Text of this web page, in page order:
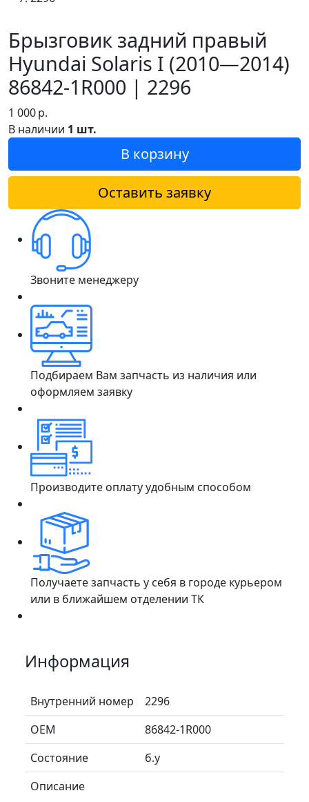
Брызговик задний правый
Hyundai Solaris I (2010—2014)
86842-1R000 | 2296
1 000р.
В наличии 1 шт.
В корзину
Оставить заявку
Звоните менеджеру
Подбираем Вам запчасть из наличия или
оформляем заявку
Производите оплату удобным способом
Получаете запчасть у себя в городе курьером
или в ближайшем отделении ТК
Информация
Внутренний номер
2296
ОЕМ
86842-1R000
Состояние
б.у
Описание